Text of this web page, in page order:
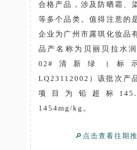
合格产品，涉及防晒霜、
等多个品类。值得注意的
企业为广州市露琪化妆品
品产名称为贝丽贝拉水
02#清新绿（标
LQ23112002）该批次产
项目为铅超标
1454mg/kg。
🔎点击查看往期